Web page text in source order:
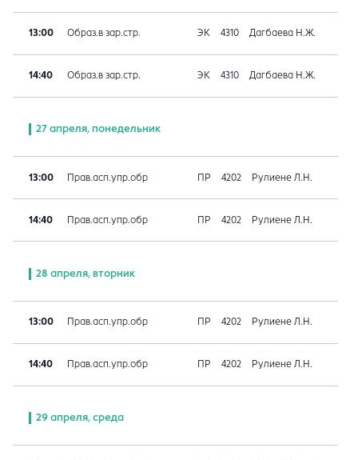
13:00 Образ.в зар.стр. ЭК 4310 Дагбаева Н.Ж.
14:40 Образ.в зар.стр. ЭК 4310 Дагбаева Н.Ж.
27 апреля, понедельник
13:00 Прав.асп.упр.обр ПР 4202 Рулиене Л.Н.
14:40 Прав.асп.упр.обр ПР 4202 Рулиене Л.Н.
28 апреля, вторник
13:00 Прав.асп.упр.обр ПР 4202 Рулиене Л.Н.
14:40 Прав.асп.упр.обр ПР 4202 Рулиене Л.Н.
29 апреля, среда